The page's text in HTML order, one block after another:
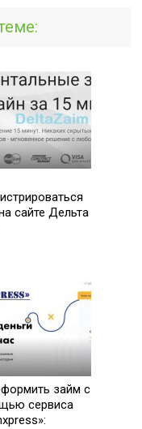
%
%
сайте Дельта
займ с
сервиса